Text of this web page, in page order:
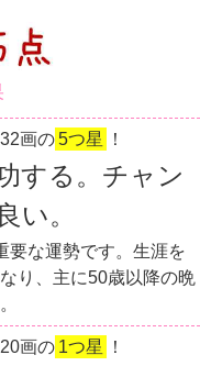
画の5つ星 ！
する。チャン
い。
要な運勢です。生涯を
り、主に50歳以降の晩
画の 1つ星 ！